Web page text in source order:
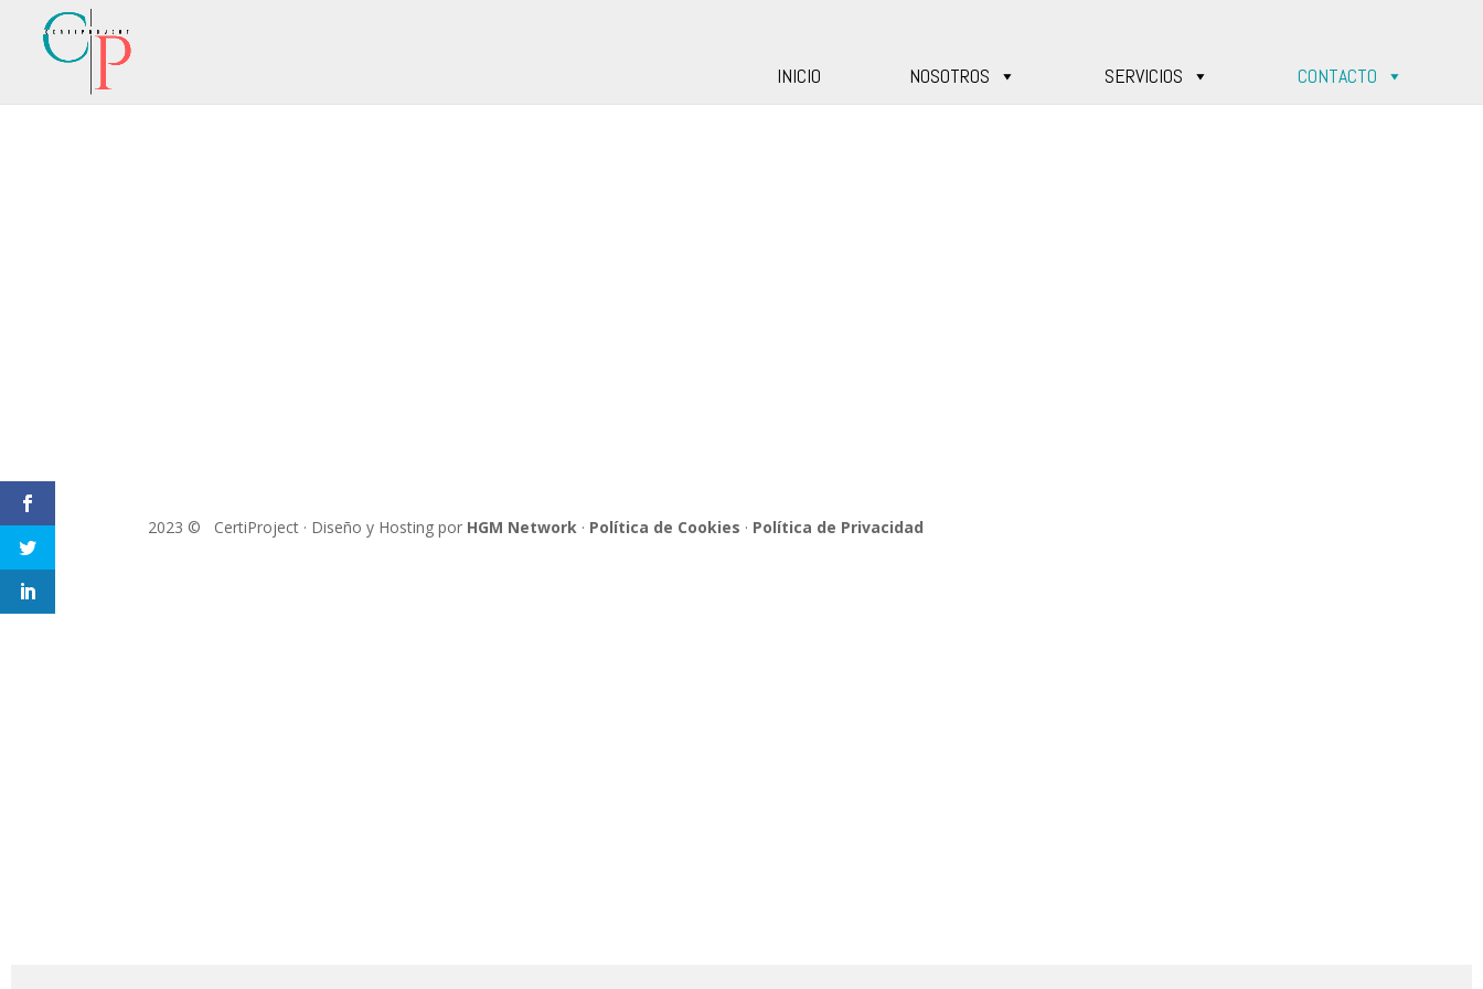
INICIO NOSOTROS SERVICIOS CONTACTO
2023 © CertiProject · Diseño y Hosting por HGM Network · Política de Cookies · Política de Privacidad